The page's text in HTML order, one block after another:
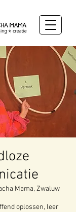
Mama, Zwaluw
oplossen, leer